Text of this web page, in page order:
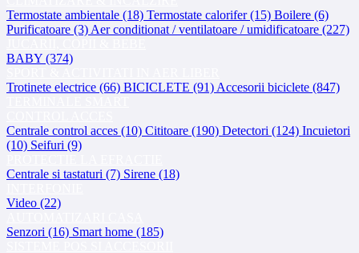
Termostate ambientale (18) Termostate calorifer (15) Boilere (6)
Purificatoare (3) Aer conditionat / ventilatoare / umidificatoare (227)
BABY (374)
Trotinete electrice (66) BICICLETE (91) Accesorii biciclete (847)
Centrale control acces (10) Cititoare (190) Detectori (124) Incuietori
(10) Seifuri (9)
Centrale si tastaturi (7) Sirene (18)
Video (22)
Senzori (16) Smart home (185)